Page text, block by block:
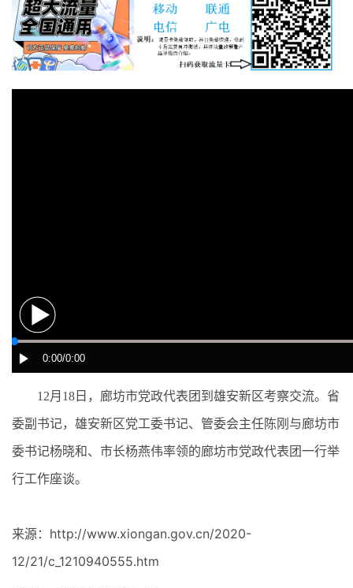
12月18日，廊坊市党政代表团到雄安新区考察交流。省
委副书记，雄安新区党工委书记、管委会主任陈刚与廊坊市
委书记杨晓和、市长杨燕伟率领的廊坊市党政代表团一行举
行工作座谈。
来源：http://www.xiongan.gov.cn/2020-
12/21/c_1210940555.htm